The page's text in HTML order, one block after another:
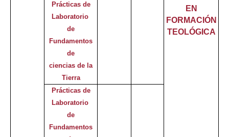
EN
FORMACIÓN
TEOLÓGICA
Prácticas de
Laboratorio
de
Fundamentos
de
ciencias de la
Tierra
Prácticas de
Laboratorio
de
Fundamentos